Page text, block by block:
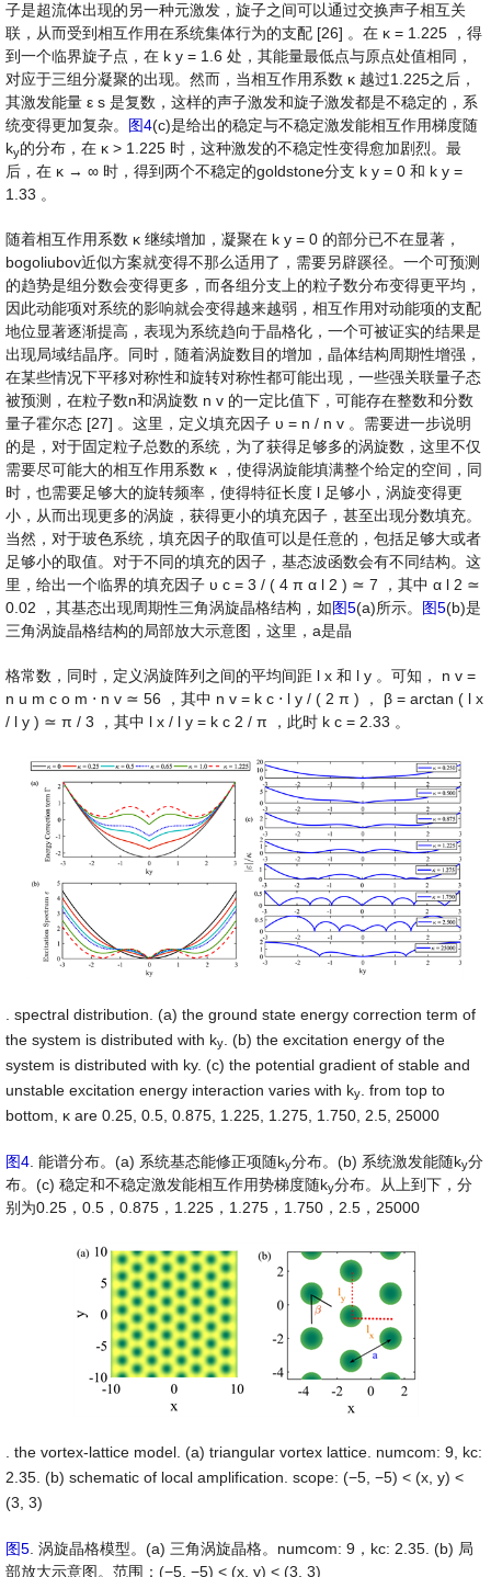
子是超流体出现的另一种元激发，旋子之间可以通过交换声子相互关
联，从而受到相互作用在系统集体行为的支配 [26] 。在 κ = 1.225
，得
到一个临界旋子点，在 k y = 1.6 处，其能量最低点与原点处值相同，
对应于三组分凝聚的出现。然而，当相互作用系数 κ 越过1.225之后，
其激发能量 ε s 是复数，这样的声子激发和旋子激发都是不稳定的，系
统变得更加复杂。 图4(c)是给出的稳定与不稳定激发能相互作用梯度随
ky的分布，在 κ > 1.225 时，这种激发的不稳定性变得愈加剧烈。最
后，在 κ → ∞ 时，得到两个不稳定的goldstone分支 k y = 0 和 k y =
1.33 。
随着相互作用系数 κ 继续增加，凝聚在 k y = 0 的部分已不在显著，
bogoliubov近似方案就变得不那么适用了，需要另辟蹊径。一个可预测
的趋势是组分数会变得更多，而各组分支上的粒子数分布变得更平均，
因此动能项对系统的影响就会变得越来越弱，相互作用对动能项的支配
地位显著逐渐提高，表现为系统趋向于晶格化，一个可被证实的结果是
出现局域结晶序。同时，随着涡旋数目的增加，晶体结构周期性增强，
在某些情况下平移对称性和旋转对称性都可能出现，一些强关联量子态
被预测，在粒子数n和涡旋数 n v 的一定比值下，可能存在整数和分数
量子霍尔态 [27] 。这里，定义填充因子 υ = n / n v 。需要进一步说明
的是，对于固定粒子总数的系统，为了获得足够多的涡旋数，这里不仅
需要尽可能大的相互作用系数 κ
，使得涡旋能填满整个给定的空间，同
时，也需要足够大的旋转频率，使得特征长度 l 足够小，涡旋变得更
小，从而出现更多的涡旋，获得更小的填充因子，甚至出现分数填充。
当然，对于玻色系统，填充因子的取值可以是任意的，包括足够大或者
足够小的取值。对于不同的填充的因子，基态波函数会有不同结构。这
里，给出一个临界的填充因子 υ c = 3 / ( 4 π α l 2 ) ≃ 7 ，其中 α l 2 ≃
0.02
，其基态出现周期性三角涡旋晶格结构，如图5(a)所示。 图5(b)是
三角涡旋晶格结构的局部放大示意图，这里，a是晶
格常数，同时，定义涡旋阵列之间的平均间距 l x 和 l y 。可知， n v =
n u m c o m ⋅ n v ≃ 56 ，其中 n v = k c ⋅ l y / ( 2 π ) ， β = arctan ( l x
/ l y ) ≃ π / 3 ，其中 l x / l y = k c 2 / π ，此时 k c = 2.33 。
. spectral distribution. (a) the ground state energy correction term of
the system is distributed with ky
. (b) the excitation energy of the
system is distributed with ky. (c) the potential gradient of stable and
unstable excitation energy interaction varies with ky
. from top to
bottom, κ are 0.25, 0.5, 0.875, 1.225, 1.275, 1.750, 2.5, 25000
图4 . 能谱分布。(a) 系统基态能修正项随ky分布。(b) 系统激发能随ky分
布。(c) 稳定和不稳定激发能相互作用势梯度随ky分布。从上到下，分
别为0.25，0.5，0.875，1.225，1.275，1.750，2.5，25000
. the vortex-lattice model. (a) triangular vortex lattice. numcom: 9, kc:
2.35. (b) schematic of local amplification. scope: (−5, −5) < (x, y) <
(3, 3)
图5 . 涡旋晶格模型。(a) 三角涡旋晶格。numcom: 9，kc: 2.35. (b) 局
部放大示意图。范围：(−5, −5) < (x, y) < (3, 3)